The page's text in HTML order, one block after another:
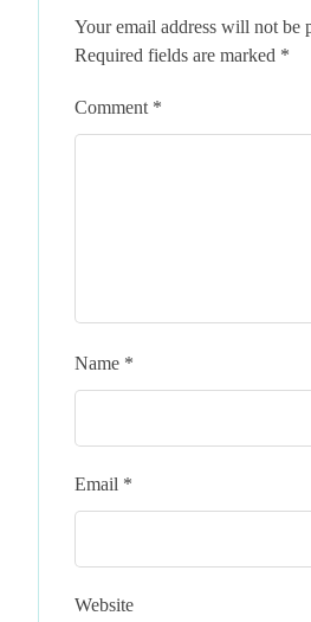
Your email address will not be
Required fields are marked *
Comment *
Name *
Email *
Website